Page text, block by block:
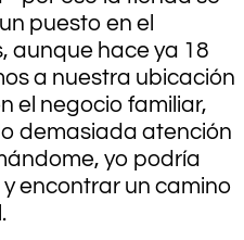
puesto en el
aunque hace ya 18
a nuestra ubicación
el negocio familiar,
demasiada atención
yo podría
encontrar un camino